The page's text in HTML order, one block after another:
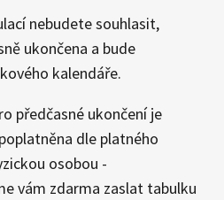
nebudete souhlasit,
ukončena a bude
kalendáře.
předčasné ukončení je
dle platného
osobou -
vám zdarma zaslat tabulku